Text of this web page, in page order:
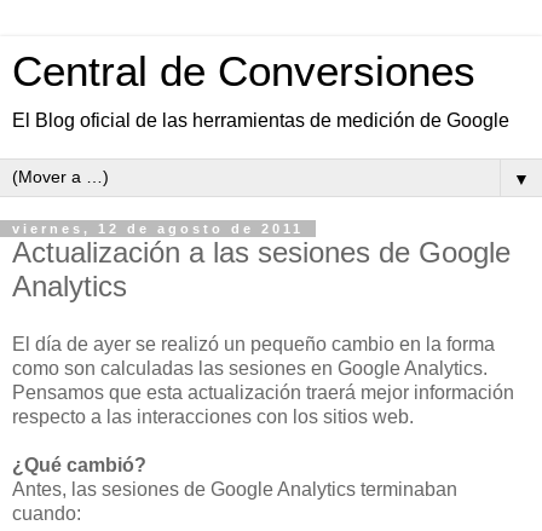
Central de Conversiones
El Blog oficial de las herramientas de medición de Google
▼
viernes, 12 de agosto de 2011
Actualización a las sesiones de Google
Analytics
El día de ayer se realizó un pequeño cambio en la forma
como son calculadas las sesiones en Google Analytics.
Pensamos que esta actualización traerá mejor información
respecto a las interacciones con los sitios web.
¿Qué cambió?
Antes, las sesiones de Google Analytics terminaban
cuando: